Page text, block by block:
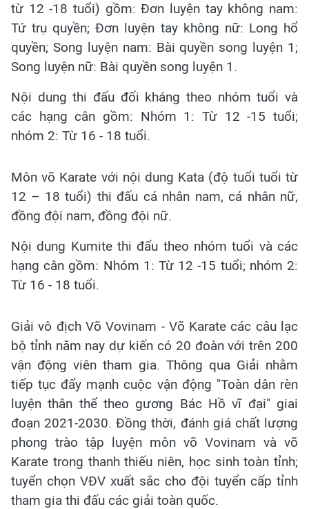
từ 12 -18 tuổi) gồm: Đơn luyện tay không nam:
Tứ trụ quyền; Đơn luyện tay không nữ: Long hổ
quyền; Song luyện nam: Bài quyền song luyện 1;
Song luyện nữ: Bài quyền song luyện 1.
Nội dung thi đấu đối kháng theo nhóm tuổi và
các hạng cân gồm: Nhóm 1: Từ 12 -15 tuổi;
nhóm 2: Từ 16 - 18 tuổi.
Môn võ Karate với nội dung Kata (độ tuổi tuổi từ
12 – 18 tuổi) thi đấu cá nhân nam, cá nhân nữ,
đồng đội nam, đồng đội nữ.
Nội dung Kumite thi đấu theo nhóm tuổi và các
hạng cân gồm: Nhóm 1: Từ 12 -15 tuổi; nhóm 2:
Từ 16 - 18 tuổi.
Giải vô địch Võ Vovinam - Võ Karate các câu lạc
bộ tỉnh năm nay dự kiến có 20 đoàn với trên 200
vận động viên tham gia. Thông qua Giải nhằm
tiếp tục đẩy mạnh cuộc vận động "Toàn dân rèn
luyện thân thể theo gương Bác Hồ vĩ đại" giai
đoạn 2021-2030. Đồng thời, đánh giá chất lượng
phong trào tập luyện môn võ Vovinam và võ
Karate trong thanh thiếu niên, học sinh toàn tỉnh;
tuyển chọn VĐV xuất sắc cho đội tuyển cấp tỉnh
tham gia thi đấu các giải toàn quốc.